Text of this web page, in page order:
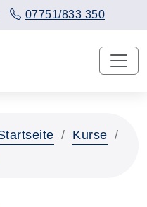
07751/833 350
Kurse